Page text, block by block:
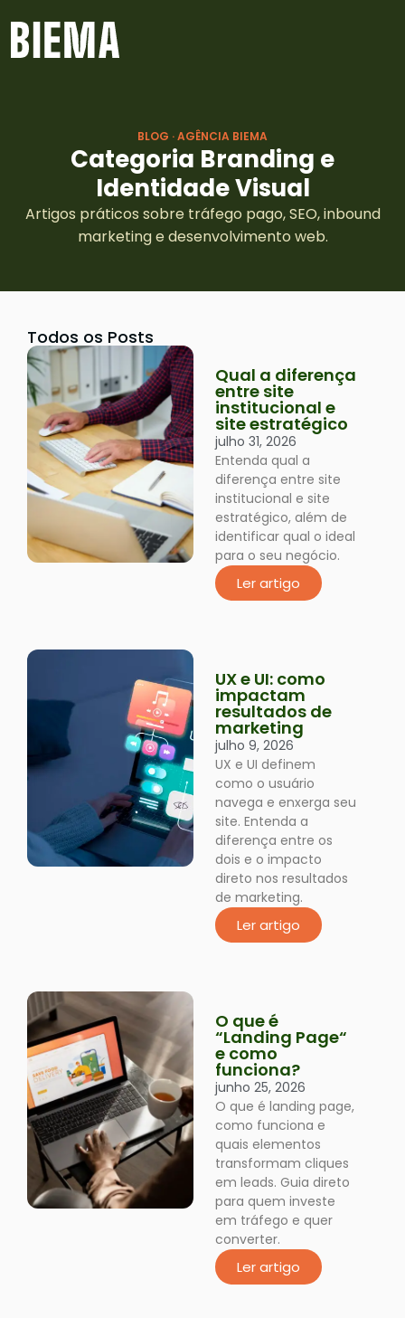
BLOG · AGÊNCIA BIEMA
Categoria Branding e
Identidade Visual
Artigos práticos sobre tráfego pago, SEO, inbound
marketing e desenvolvimento web.
Todos os Posts
Qual a diferença
entre site
institucional e
site estratégico
julho 31, 2026
Entenda qual a
diferença entre site
institucional e site
estratégico, além de
identificar qual o ideal
para o seu negócio.
Ler artigo
UX e UI: como
impactam
resultados de
marketing
julho 9, 2026
UX e UI definem
como o usuário
navega e enxerga seu
site. Entenda a
diferença entre os
dois e o impacto
direto nos resultados
de marketing.
Ler artigo
O que é
“Landing Page“
e como
funciona?
junho 25, 2026
O que é landing page,
como funciona e
quais elementos
transformam cliques
em leads. Guia direto
para quem investe
em tráfego e quer
converter.
Ler artigo